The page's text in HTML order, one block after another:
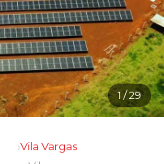
1 / 29
Vila Vargas